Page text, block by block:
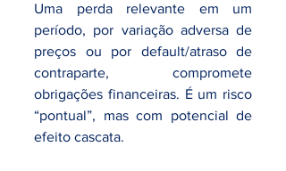
Uma perda relevante em um
período, por variação adversa de
preços ou por default/atraso de
contraparte, compromete
obrigações financeiras. É um risco
“pontual”, mas com potencial de
efeito cascata.